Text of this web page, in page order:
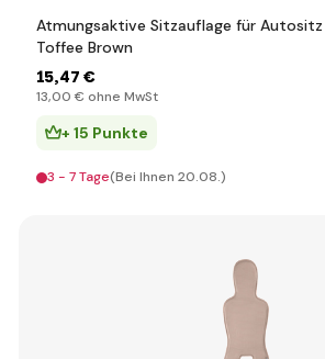
Atmungsaktive Sitzauflage für Autositz
Toffee Brown
15,47 €
13,00 € ohne MwSt
+ 15 Punkte
3 - 7 Tage(Bei Ihnen 20.08.)